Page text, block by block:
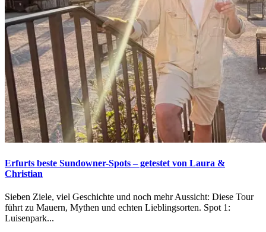
Erfurts beste Sundowner-Spots – getestet von Laura &
Christian
Sieben Ziele, viel Geschichte und noch mehr Aussicht: Diese Tour
führt zu Mauern, Mythen und echten Lieblingsorten. Spot 1:
Luisenpark...